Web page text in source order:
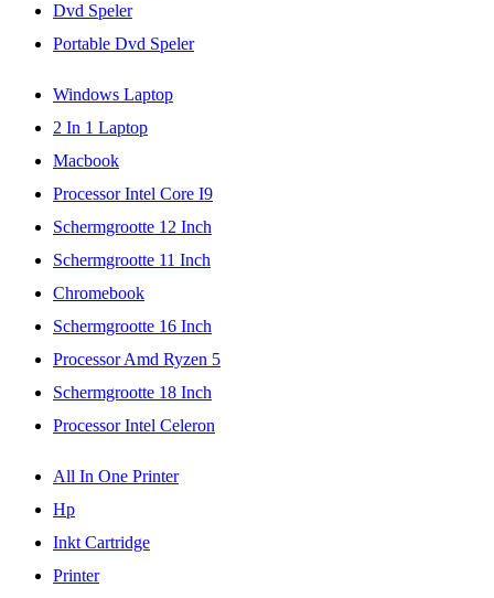
Dvd Speler
Portable Dvd Speler
Windows Laptop
2 In 1 Laptop
Macbook
Processor Intel Core I9
Schermgrootte 12 Inch
Schermgrootte 11 Inch
Chromebook
Schermgrootte 16 Inch
Processor Amd Ryzen 5
Schermgrootte 18 Inch
Processor Intel Celeron
All In One Printer
Hp
Inkt Cartridge
Printer